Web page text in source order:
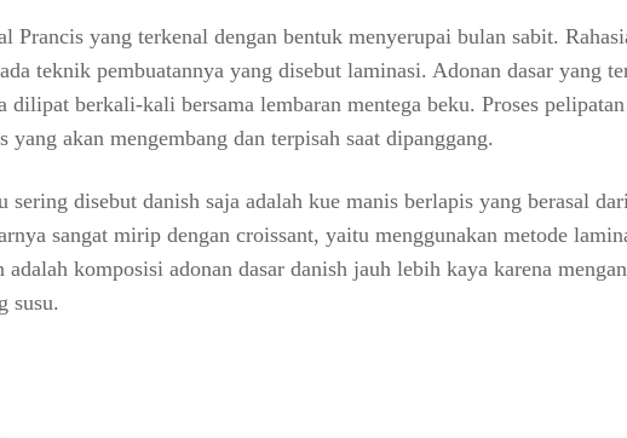
Prancis yang terkenal dengan bentuk menyerupai bulan sabit.
teknik pembuatannya yang disebut laminasi. Adonan dasar yang
berkali-kali bersama lembaran mentega beku. Proses
akan mengembang dan terpisah saat dipanggang.
sering disebut danish saja adalah kue manis berlapis yang berasal
sangat mirip dengan croissant, yaitu menggunakan metode
komposisi adonan dasar danish jauh lebih kaya karena
susu.